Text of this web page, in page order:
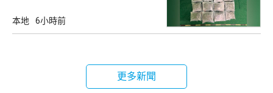
本地 6小時前
更多新聞